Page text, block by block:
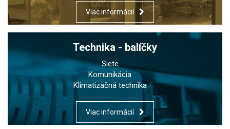
Viac informácií
Technika - balíčky
Siete
Komunikácia
Klimatizačná technika
Viac informácií